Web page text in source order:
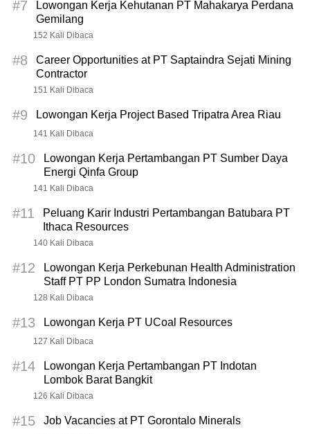
#7
Lowongan Kerja Kehutanan PT Mahakarya Perdana
Gemilang
152 Kali Dibaca
#8
Career Opportunities at PT Saptaindra Sejati Mining
Contractor
151 Kali Dibaca
#9 Lowongan Kerja Project Based Tripatra Area Riau
141 Kali Dibaca
#10
Lowongan Kerja Pertambangan PT Sumber Daya
Energi Qinfa Group
141 Kali Dibaca
#11
Peluang Karir Industri Pertambangan Batubara PT
Ithaca Resources
140 Kali Dibaca
#12
Lowongan Kerja Perkebunan Health Administration
Staff PT PP London Sumatra Indonesia
128 Kali Dibaca
#13 Lowongan Kerja PT UCoal Resources
127 Kali Dibaca
#14
Lowongan Kerja Pertambangan PT Indotan
Lombok Barat Bangkit
126 Kali Dibaca
#15 Job Vacancies at PT Gorontalo Minerals